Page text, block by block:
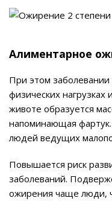
Алиментарное
При этом
физических
животе образуется
напоминающая
людей ведущих
Повышается риск
заболеваний.
ожирения чаще люди,